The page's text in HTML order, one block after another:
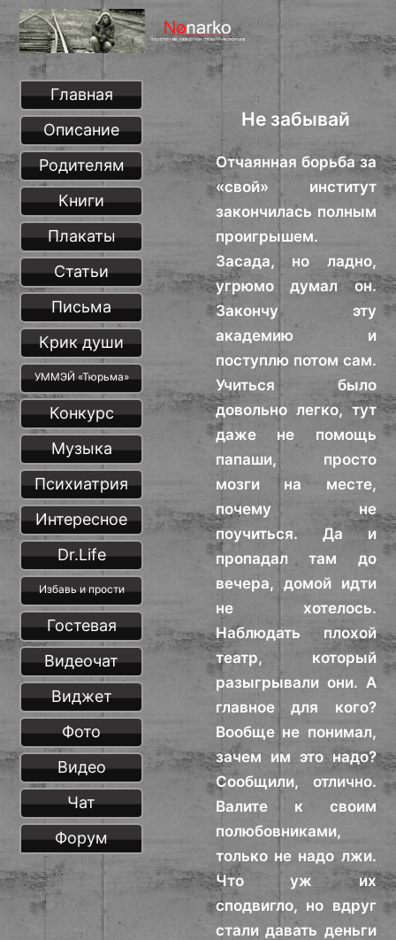
Не забывай
Отчаянная борьба за
«свой» институт
закончилась полным
проигрышем.
Засада, но ладно,
угрюмо думал он.
Закончу эту
академию и
поступлю потом сам.
Учиться было
довольно легко, тут
даже не помощь
папаши, просто
мозги на месте,
почему не
поучиться. Да и
пропадал там до
вечера, домой идти
не хотелось.
Наблюдать плохой
театр, который
разыгрывали они. А
главное для кого?
Вообще не понимал,
зачем им это надо?
Сообщили, отлично.
Валите к своим
полюбовниками,
только не надо лжи.
Что уж их
сподвигло, но вдруг
стали давать деньги
Главная
Описание
Родителям
Книги
Плакаты
Статьи
Письма
Крик души
УММЭЙ «Тюрьма»
Конкурс
Музыка
Психиатрия
Интересное
Dr.Life
Избавь и прости
Гостевая
Видеочат
Виджет
Фото
Видео
Чат
Форум